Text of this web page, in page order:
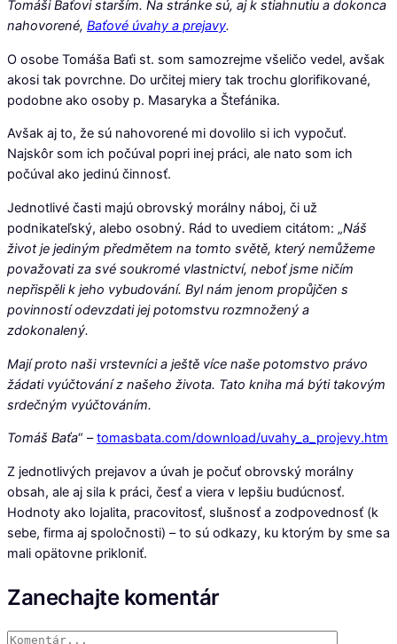
Tomáši Baťovi starším. Na stránke sú, aj k stiahnutiu a dokonca
nahovorené, Baťové úvahy a prejavy.
O osobe Tomáša Baťi st. som samozrejme všeličo vedel, avšak
akosi tak povrchne. Do určitej miery tak trochu glorifikované,
podobne ako osoby p. Masaryka a Štefánika.
Avšak aj to, že sú nahovorené mi dovolilo si ich vypočuť.
Najskôr som ich počúval popri inej práci, ale nato som ich
počúval ako jedinú činnosť.
Jednotlivé časti majú obrovský morálny náboj, či už
podnikateľský, alebo osobný. Rád to uvediem citátom: „Náš
život je jediným předmětem na tomto světě, který nemůžeme
považovati za své soukromé vlastnictví, neboť jsme ničím
nepřispěli k jeho vybudování. Byl nám jenom propůjčen s
povinností odevzdati jej potomstvu rozmnožený a
zdokonalený.
Mají proto naši vrstevníci a ještě více naše potomstvo právo
žádati vyúčtování z našeho života. Tato kniha má býti takovým
srdečným vyúčtováním.
Tomáš Baťa“ –tomasbata.com/download/uvahy_a_projevy.htm
Z jednotlivých prejavov a úvah je počuť obrovský morálny
obsah, ale aj sila k práci, česť a viera v lepšiu budúcnosť.
Hodnoty ako lojalita, pracovitosť, slušnosť a zodpovednosť (k
sebe, firma aj spoločnosti) – to sú odkazy, ku ktorým by sme sa
mali opätovne prikloniť.
Zanechajte komentár